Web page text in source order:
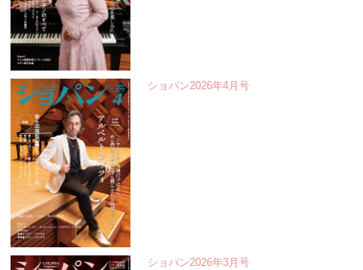
ショパン2026年4月号
ショパン2026年3月号